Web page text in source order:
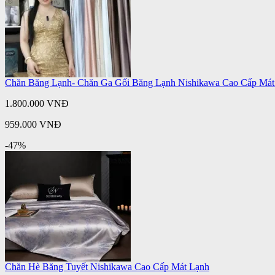
Chăn Băng Lạnh- Chăn Ga Gối Băng Lạnh Nishikawa Cao Cấp
1.800.000 VNĐ
959.000 VNĐ
-47%
Chăn Hè Băng Tuyết Nishikawa Cao Cấp Mát Lạnh